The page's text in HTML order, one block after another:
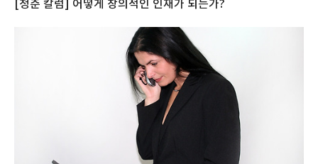
[청춘 칼럼] 어떻게 창의적인 인재가 되는가?